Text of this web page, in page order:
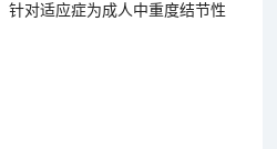
针对适应症为成人中重度结节性